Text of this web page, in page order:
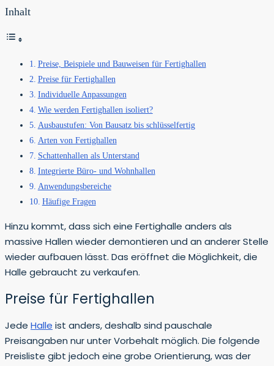
Inhalt
Preise, Beispiele und Bauweisen für Fertighallen
Preise für Fertighallen
Individuelle Anpassungen
Wie werden Fertighallen isoliert?
Ausbaustufen: Von Bausatz bis schlüsselfertig
Arten von Fertighallen
Schattenhallen als Unterstand
Integrierte Büro- und Wohnhallen
Anwendungsbereiche
Häufige Fragen
Hinzu kommt, dass sich eine Fertighalle anders als
massive Hallen wieder demontieren und an anderer Stelle
wieder aufbauen lässt. Das eröffnet die Möglichkeit, die
Halle gebraucht zu verkaufen.
Preise für Fertighallen
Jede Halle ist anders, deshalb sind pauschale
Preisangaben nur unter Vorbehalt möglich. Die folgende
Preisliste gibt jedoch eine grobe Orientierung, was der